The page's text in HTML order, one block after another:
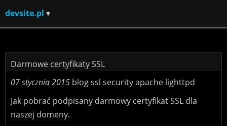
devsite.pl
Darmowe certyfikaty SSL
07 stycznia 2015 blogssl securityapache lighttpd
Jak pobrać podpisany darmowy certyfikat SSL dla
naszej domeny.